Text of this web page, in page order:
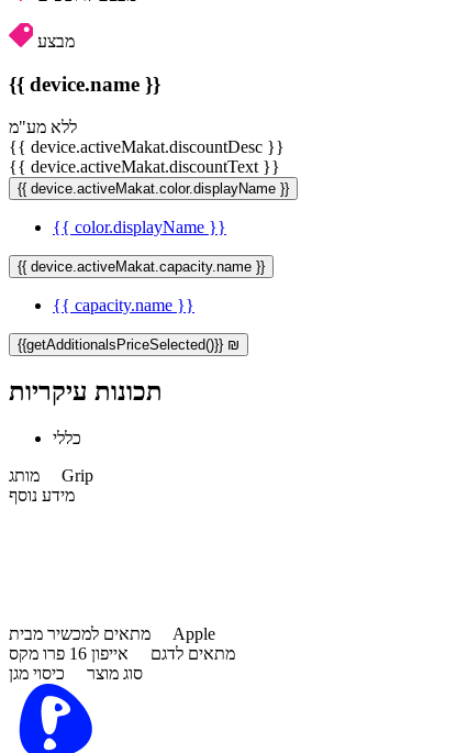
מבצע
{{ device.name }}
ללא מע"מ
{{ device.activeMakat.discountDesc }}
{{ device.activeMakat.discountText }}
{{ device.activeMakat.color.displayName }}
{{ color.displayName }}
{{ device.activeMakat.capacity.name }}
{{ capacity.name }}
{{getAdditionalsPriceSelected()}} ₪
תכונות עיקריות
כללי
מותג Grip
מידע נוסף
מתאים למכשיר מבית Apple
מתאים לדגם אייפון 16 פרו מקס
סוג מוצר כיסוי מגן